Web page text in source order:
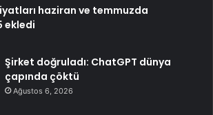
haziran ve temmuzda
ekledi
Şirket doğruladı: ChatGPT dünya
çapında çöktü
Ağustos 6, 2026